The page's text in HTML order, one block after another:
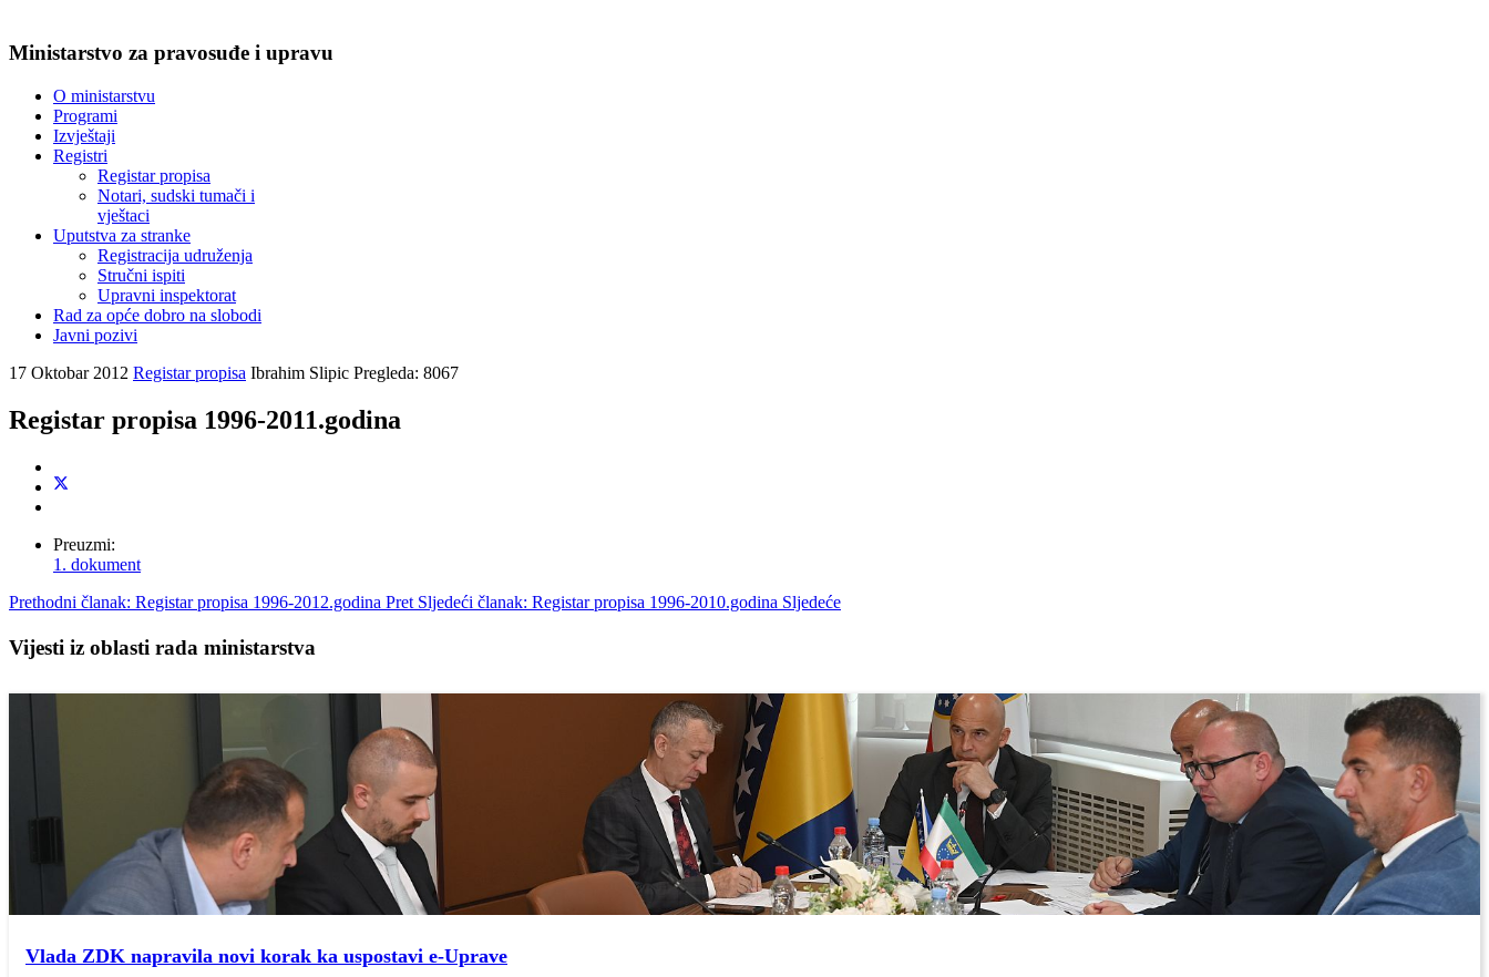
Ministarstvo za pravosuđe i upravu
O ministarstvu
Programi
Izvještaji
Registri
Registar propisa
Notari, sudski tumači i
vještaci
Uputstva za stranke
Registracija udruženja
Stručni ispiti
Upravni inspektorat
Rad za opće dobro na slobodi
Javni pozivi
17 Oktobar 2012 Registar propisa Ibrahim Slipic Pregleda: 8067
Registar propisa 1996-2011.godina
Preuzmi:
1. dokument
Prethodni članak: Registar propisa 1996-2012.godina Pret Sljedeći članak: Registar propisa 1996-2010.godina Sljedeće
Vijesti iz oblasti rada ministarstva
Vlada ZDK napravila novi korak ka uspostavi e-Uprave